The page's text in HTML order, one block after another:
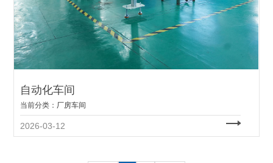
自动化车间
当前分类： 厂房车间
2026-03-12